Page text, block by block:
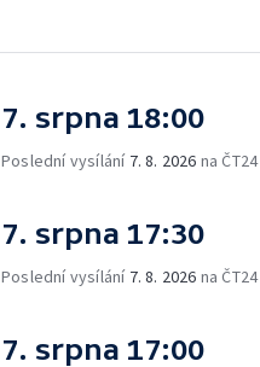
7. srpna 18:00
Poslední vysílání 7. 8. 2026 na ČT24
7. srpna 17:30
Poslední vysílání 7. 8. 2026 na ČT24
7. srpna 17:00